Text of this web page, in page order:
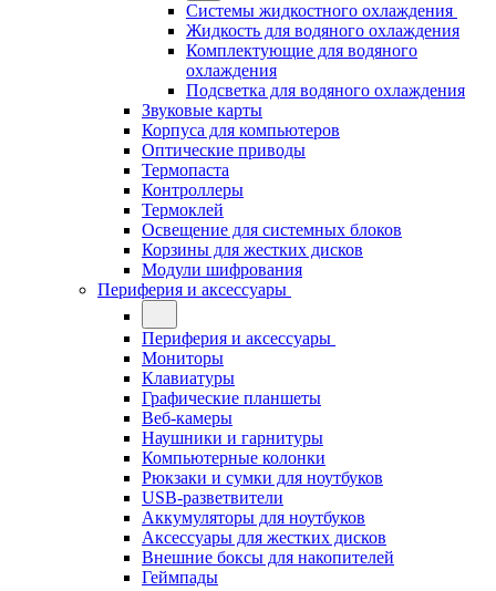
Системы жидкостного охлаждения
Жидкость для водяного охлаждения
Комплектующие для водяного
охлаждения
Подсветка для водяного охлаждения
Звуковые карты
Корпуса для компьютеров
Оптические приводы
Термопаста
Контроллеры
Термоклей
Освещение для системных блоков
Корзины для жестких дисков
Модули шифрования
Периферия и аксессуары
Периферия и аксессуары
Мониторы
Клавиатуры
Графические планшеты
Веб-камеры
Наушники и гарнитуры
Компьютерные колонки
Рюкзаки и сумки для ноутбуков
USB-разветвители
Аккумуляторы для ноутбуков
Аксессуары для жестких дисков
Внешние боксы для накопителей
Геймпады